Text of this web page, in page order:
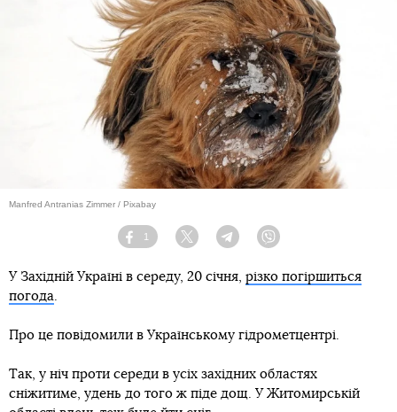
Manfred Antranias Zimmer / Pixabay
Facebook
1
Twitter TelegramViber
У Західній Україні в середу, 20 січня, різко погіршиться
погода.
Про це повідомили в Українському гідрометцентрі.
Так, у ніч проти середи в усіх західних областях
сніжитиме, удень до того ж піде дощ. У Житомирській